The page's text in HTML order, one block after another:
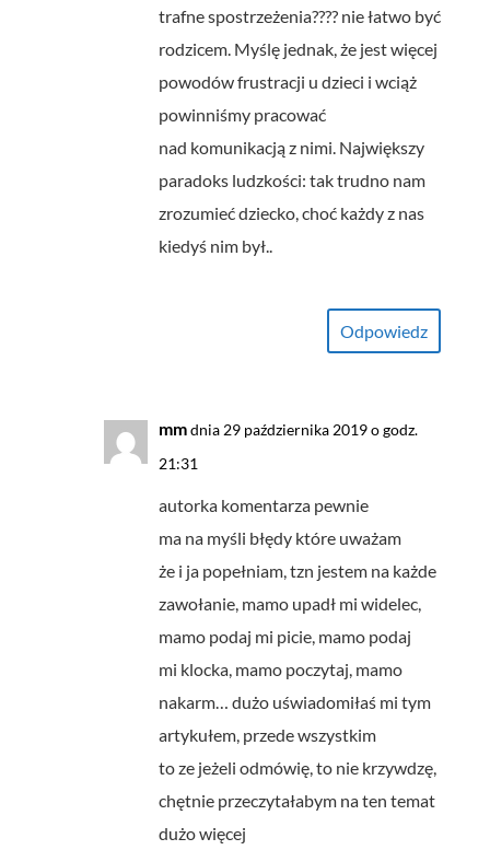
trafne spostrzeżenia???? nie łatwo być
rodzicem. Myślę jednak, że jest więcej
powodów frustracji u dzieci i wciąż
powinniśmy pracować
nad komunikacją z nimi. Największy
paradoks ludzkości: tak trudno nam
zrozumieć dziecko, choć każdy z nas
kiedyś nim był..
Odpowiedz
mmdnia 29 października 2019 o godz.
21:31
autorka komentarza pewnie
ma na myśli błędy które uważam
że i ja popełniam, tzn jestem na każde
zawołanie, mamo upadł mi widelec,
mamo podaj mi picie, mamo podaj
mi klocka, mamo poczytaj, mamo
nakarm… dużo uświadomiłaś mi tym
artykułem, przede wszystkim
to ze jeżeli odmówię, to nie krzywdzę,
chętnie przeczytałabym na ten temat
dużo więcej